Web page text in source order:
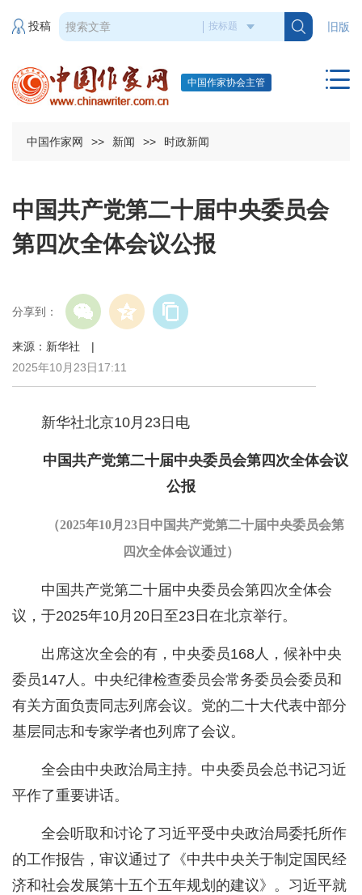
旧版
投稿
中国作家协会主管
中国作家网 >> 新闻 >> 时政新闻
中国共产党第二十届中央委员会
第四次全体会议公报
分享到：
来源：新华社 |
2025年10月23日17:11
新华社北京10月23日电
中国共产党第二十届中央委员会第四次全体会议
公报
（2025年10月23日中国共产党第二十届中央委员会第
四次全体会议通过）
中国共产党第二十届中央委员会第四次全体会
议，于2025年10月20日至23日在北京举行。
出席这次全会的有，中央委员168人，候补中央
委员147人。中央纪律检查委员会常务委员会委员和
有关方面负责同志列席会议。党的二十大代表中部分
基层同志和专家学者也列席了会议。
全会由中央政治局主持。中央委员会总书记习近
平作了重要讲话。
全会听取和讨论了习近平受中央政治局委托所作
的工作报告，审议通过了《中共中央关于制定国民经
济和社会发展第十五个五年规划的建议》。习近平就